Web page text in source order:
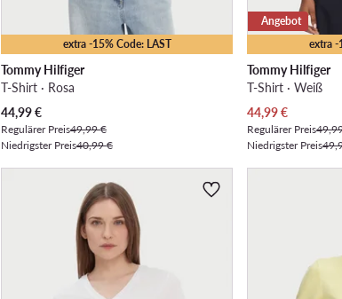
extra -15% Code: LAST
Tommy Hilfiger
T-Shirt · Rosa
Aktueller Preis
44,99€
Regulärer Preis49,99 €
Niedrigster Preis40,99 €
extra -
Angebot
Tommy Hilfiger
T-Shirt · Weiß
Aktueller Preis
44,99€
Regulärer Preis
Niedrigster Preis